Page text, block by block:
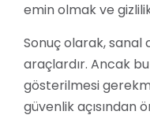
emin olmak ve
Sonuç olarak,
araçlardır. Ancak
gösterilmesi
güvenlik açısından